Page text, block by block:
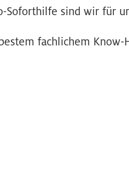
sind wir für
fachlichem Know-